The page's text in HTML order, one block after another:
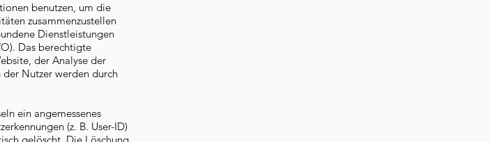
benutzen, um die
zusammenzustellen
Dienstleistungen
Das berechtigte
der Analyse der
der Nutzer werden durch
ein angemessenes
(z. B. User-ID)